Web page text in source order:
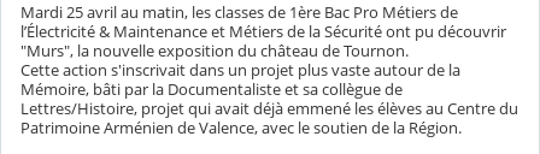
Mardi 25 avril au matin, les classes de 1ère Bac Pro Métiers de
l’Électricité & Maintenance et Métiers de la Sécurité ont pu découvrir
"Murs", la nouvelle exposition du château de Tournon.
Cette action s'inscrivait dans un projet plus vaste autour de la
Mémoire, bâti par la Documentaliste et sa collègue de
Lettres/Histoire, projet qui avait déjà emmené les élèves au Centre du
Patrimoine Arménien de Valence, avec le soutien de la Région.